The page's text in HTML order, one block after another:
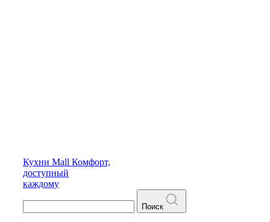
Кухни Mall Комфорт,
доступный
каждому
Поиск